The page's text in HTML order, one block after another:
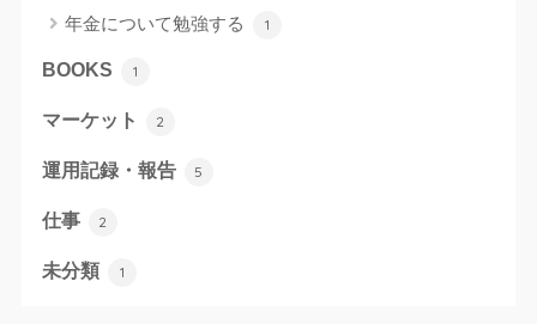
年金について勉強する 1
BOOKS 1
マーケット 2
運用記録・報告 5
仕事 2
未分類 1